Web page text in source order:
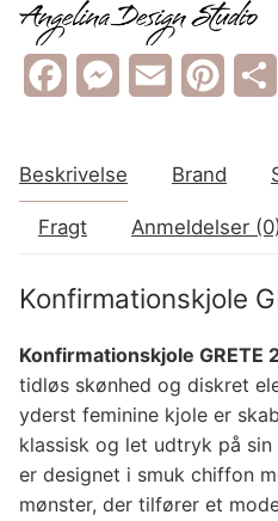
FacebookMessenger
Email
Beskrivelse Brand
Fragt Anmeldelser
Konfirmationskjole
Konfirmationskjole GRETE
tidløs skønhed og diskret
yderst feminine kjole er
klassisk og let udtryk på
er designet i smuk chiffon
mønster, der tilfører et